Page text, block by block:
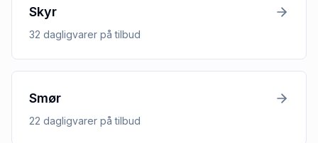
Skyr
32 dagligvarer på tilbud
Smør
22 dagligvarer på tilbud